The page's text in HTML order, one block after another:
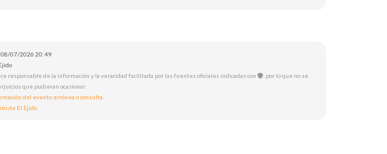
07/2026 20:49
responsable de la información y la veracidad facilitada por las fuentes oficiales indicadas con
, por lo que no se
que pudieran ocasionar.
del evento errónea o consulta.
de El Ejido